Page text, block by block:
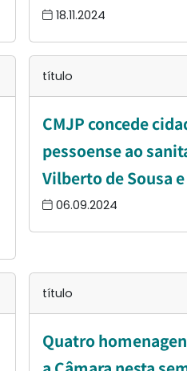
18.11.2024
título
CMJP concede
pessoense ao
Vilberto de Sousa
06.09.2024
título
Quatro